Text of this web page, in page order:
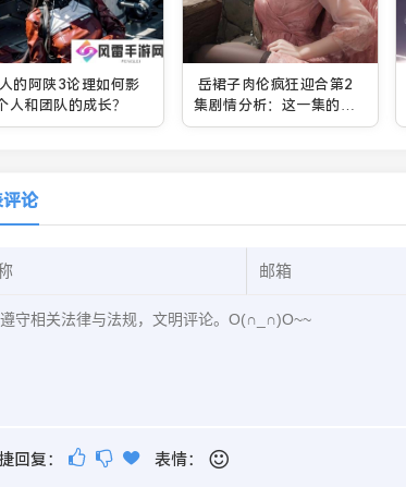
的阿陕3论理如何影
人和团队的成长？
岳裙子肉伦疯狂迎合第2
集剧情分析：这一集的情
感冲突和剧情反转如何吸
论
回复： 表情：